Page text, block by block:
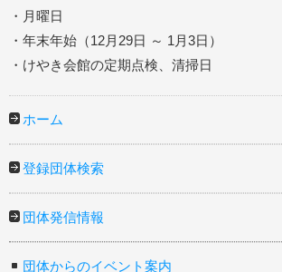
・月曜日
・年末年始（12月29日 ～ 1月3日）
・けやき会館の定期点検、清掃日
ホーム
登録団体検索
団体発信情報
団体からのイベント案内